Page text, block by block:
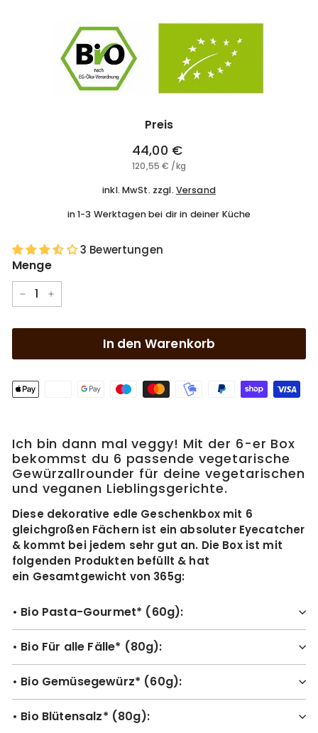
Preis
Normaler
Preis
44,00 €
€
120,55 € 120,55
/kg
inkl. MwSt. zzgl. Versand
in 1-3 Werktagen bei dir in deiner Küche
3 Bewertungen
Menge
− +
In den Warenkorb
Ich bin dann mal veggy! Mit der 6-er Box
bekommst du 6 passende vegetarische
Gewürzallrounder für deine vegetarischen
und veganen Lieblingsgerichte.
Diese dekorative edle Geschenkbox mit 6
gleichgroßen Fächern ist ein absoluter Eyecatcher
& kommt bei jedem sehr gut an. Die Box ist mit
folgenden Produkten befüllt & hat
ein Gesamtgewicht von 365g:
• Bio Pasta-Gourmet* (60g):
• Bio Für alle Fälle* (80g):
• Bio Gemüsegewürz* (60g):
• Bio Blütensalz* (80g):